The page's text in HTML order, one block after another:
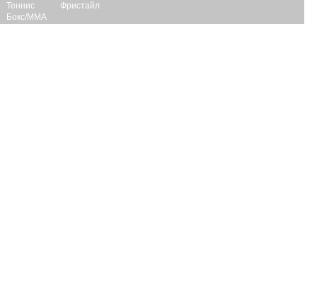
Теннис
Бокс/ММА
Фристайл